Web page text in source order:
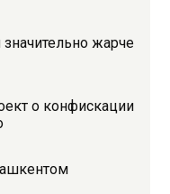
жарче
о конфискации